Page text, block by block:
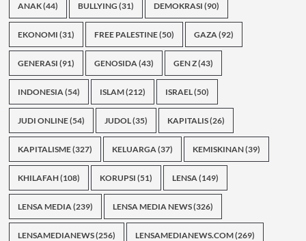
ANAK(44) BULLYING (31) DEMOKRASI (90)
EKONOMI (31) FREE PALESTINE(50) GAZA(92)
GENERASI (91) GENOSIDA(43) GEN Z(43)
INDONESIA(54) ISLAM(212) ISRAEL(50)
JUDI ONLINE(54) JUDOL(35) KAPITALIS(26)
KAPITALISME(327) KELUARGA(37) KEMISKINAN(39)
KHILAFAH(108) KORUPSI (51) LENSA(149)
LENSA MEDIA(239) LENSA MEDIA NEWS(326)
LENSAMEDIANEWS(256) LENSAMEDIANEWS.COM(269)